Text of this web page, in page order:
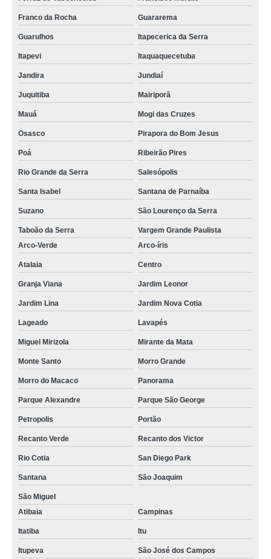
Franco da Rocha Guararema
Guarulhos Itapecerica da Serra
Itapevi Itaquaquecetuba
Jandira Jundiaí
Juquitiba Mairiporã
Mauá Mogi das Cruzes
Osasco Pirapora do Bom Jesus
Poá Ribeirão Pires
Rio Grande da Serra Salesópolis
Santa Isabel Santana de Parnaíba
Suzano São Lourenço da Serra
Taboão da Serra
Vargem Grande Paulista
Arco-Verde
Arco-íris
Atalaia Centro
Granja Viana Jardim Leonor
Jardim Lina Jardim Nova Cotia
Lageado Lavapés
Miguel Mirizola Mirante da Mata
Monte Santo Morro Grande
Morro do Macaco Panorama
Parque Alexandre Parque São George
Petropolis Portão
Recanto Verde Recanto dos Victor
Rio Cotia San Diego Park
Santana São Joaquim
São Miguel
Atibaia
Campinas
Itatiba Itu
Itupeva São José dos Campos